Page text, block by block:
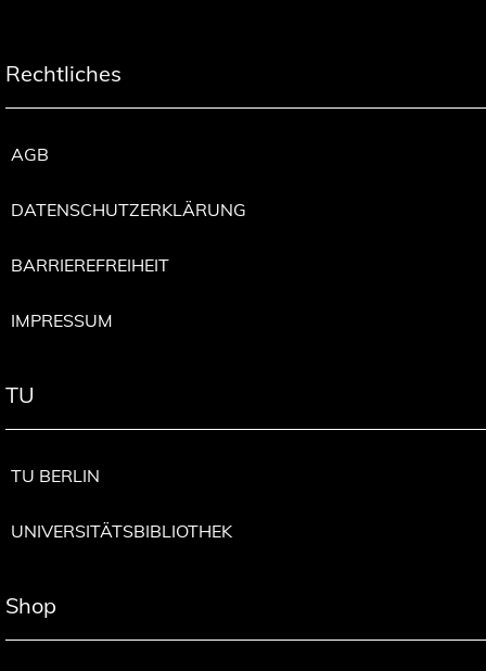
Rechtliches
AGB
DATENSCHUTZERKLÄRUNG
BARRIEREFREIHEIT
IMPRESSUM
TU
TU BERLIN
UNIVERSITÄTSBIBLIOTHEK
Shop